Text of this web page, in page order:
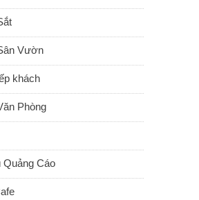
Vườn
khách
Phòng
Quảng Cáo